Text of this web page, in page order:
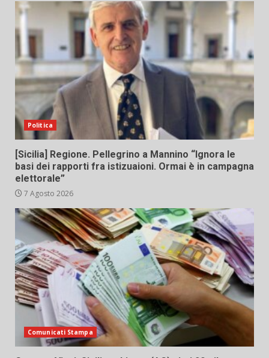
Politica
[Sicilia] Regione. Pellegrino a Mannino “Ignora le
basi dei rapporti fra istizuaioni. Ormai è in campagna
elettorale”
7 Agosto 2026
Comunicati Stampa